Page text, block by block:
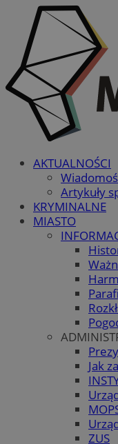
AKTUALNOŚCI
Artykuły
KRYMINALNE
MIASTO
Jak
ZUS